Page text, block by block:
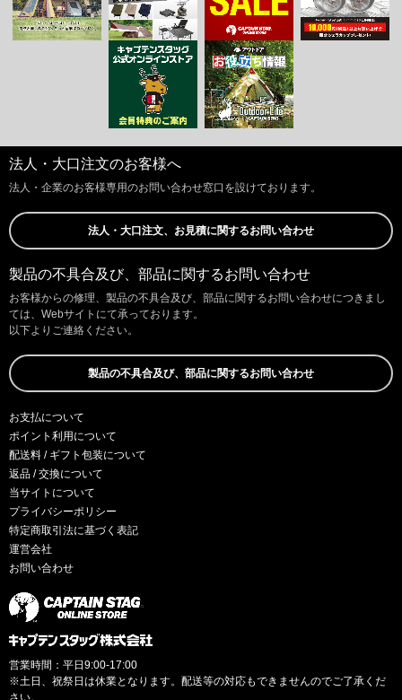
法人・大口注文のお客様へ
法人・企業のお客様専用のお問い合わせ窓口を設けております。
法人・大口注文、お見積に関するお問い合わせ
製品の不具合及び、部品に関するお問い合わせ
お客様からの修理、製品の不具合及び、部品に関するお問い合わせにつきまし
ては、Webサイトにて承っております。
以下よりご連絡ください。
製品の不具合及び、部品に関するお問い合わせ
お支払について
ポイント利用について
配送料 / ギフト包装について
返品 / 交換について
当サイトについて
プライバシーポリシー
特定商取引法に基づく表記
運営会社
お問い合わせ
営業時間：平日9:00-17:00
※土日、祝祭日は休業となります。配送等の対応もできませんのでご了承くだ